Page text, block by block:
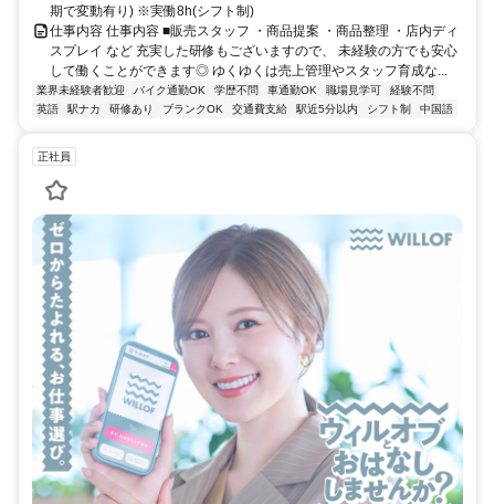
期で変動有り) ※実働8h(シフト制)
仕事内容 仕事内容 ■販売スタッフ ・商品提案 ・商品整理 ・店内ディ
スプレイ など 充実した研修もございますので、 未経験の方でも安心
して働くことができます◎ ゆくゆくは売上管理やスタッフ育成な...
業界未経験者歓迎 バイク通勤OK 学歴不問 車通勤OK 職場見学可
経験不問
英語
駅ナカ 研修あり ブランクOK 交通費支給 駅近5分以内 シフト制 中国語
正社員